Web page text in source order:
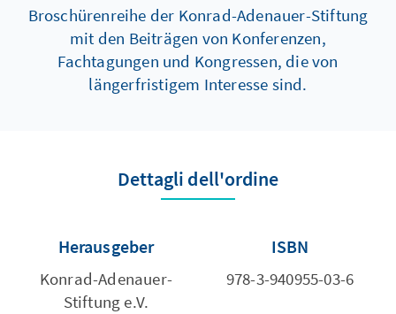
Broschürenreihe der Konrad-Adenauer-Stiftung
mit den Beiträgen von Konferenzen,
Fachtagungen und Kongressen, die von
längerfristigem Interesse sind.
Dettagli dell'ordine
Herausgeber
Konrad-Adenauer-
Stiftung e.V.
ISBN
978-3-940955-03-6